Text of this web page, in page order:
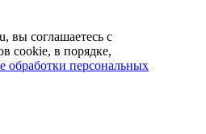
вы соглашаетесь с
cookie, в порядке,
обработки персональных